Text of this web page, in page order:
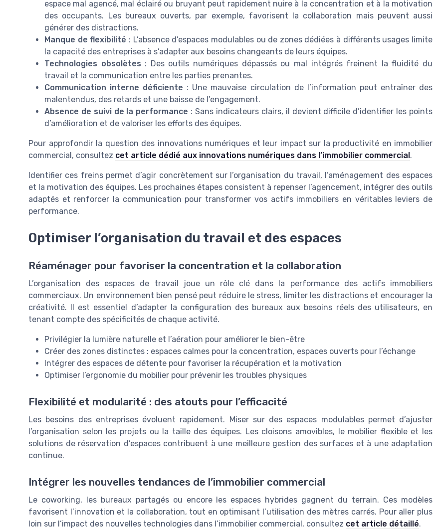
espace mal agencé, mal éclairé ou bruyant peut rapidement nuire à la concentration et à la motivation
des occupants. Les bureaux ouverts, par exemple, favorisent la collaboration mais peuvent aussi
générer des distractions.
Manque de flexibilité : L’absence d’espaces modulables ou de zones dédiées à différents usages limite
la capacité des entreprises à s’adapter aux besoins changeants de leurs équipes.
Technologies obsolètes : Des outils numériques dépassés ou mal intégrés freinent la fluidité du
travail et la communication entre les parties prenantes.
Communication interne déficiente : Une mauvaise circulation de l’information peut entraîner des
malentendus, des retards et une baisse de l’engagement.
Absence de suivi de la performance : Sans indicateurs clairs, il devient difficile d’identifier les points
d’amélioration et de valoriser les efforts des équipes.
Pour approfondir la question des innovations numériques et leur impact sur la productivité en immobilier
commercial, consultez cet article dédié aux innovations numériques dans l’immobilier commercial.
Identifier ces freins permet d’agir concrètement sur l’organisation du travail, l’aménagement des espaces
et la motivation des équipes. Les prochaines étapes consistent à repenser l’agencement, intégrer des outils
adaptés et renforcer la communication pour transformer vos actifs immobiliers en véritables leviers de
performance.
Optimiser l’organisation du travail et des espaces
Réaménager pour favoriser la concentration et la collaboration
L’organisation des espaces de travail joue un rôle clé dans la performance des actifs immobiliers
commerciaux. Un environnement bien pensé peut réduire le stress, limiter les distractions et encourager la
créativité. Il est essentiel d’adapter la configuration des bureaux aux besoins réels des utilisateurs, en
tenant compte des spécificités de chaque activité.
Privilégier la lumière naturelle et l’aération pour améliorer le bien-être
Créer des zones distinctes : espaces calmes pour la concentration, espaces ouverts pour l’échange
Intégrer des espaces de détente pour favoriser la récupération et la motivation
Optimiser l’ergonomie du mobilier pour prévenir les troubles physiques
Flexibilité et modularité : des atouts pour l’efficacité
Les besoins des entreprises évoluent rapidement. Miser sur des espaces modulables permet d’ajuster
l’organisation selon les projets ou la taille des équipes. Les cloisons amovibles, le mobilier flexible et les
solutions de réservation d’espaces contribuent à une meilleure gestion des surfaces et à une adaptation
continue.
Intégrer les nouvelles tendances de l’immobilier commercial
Le coworking, les bureaux partagés ou encore les espaces hybrides gagnent du terrain. Ces modèles
favorisent l’innovation et la collaboration, tout en optimisant l’utilisation des mètres carrés. Pour aller plus
loin sur l’impact des nouvelles technologies dans l’immobilier commercial, consultez cet article détaillé.